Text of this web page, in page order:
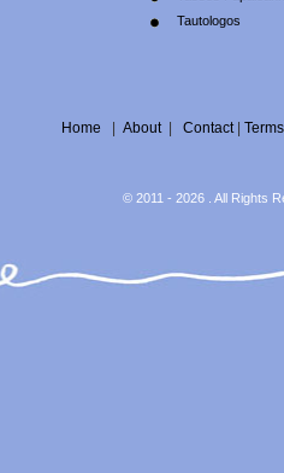
Tautologos
Home About| Contact| Terms
© 2011 - 2026 . All Rights